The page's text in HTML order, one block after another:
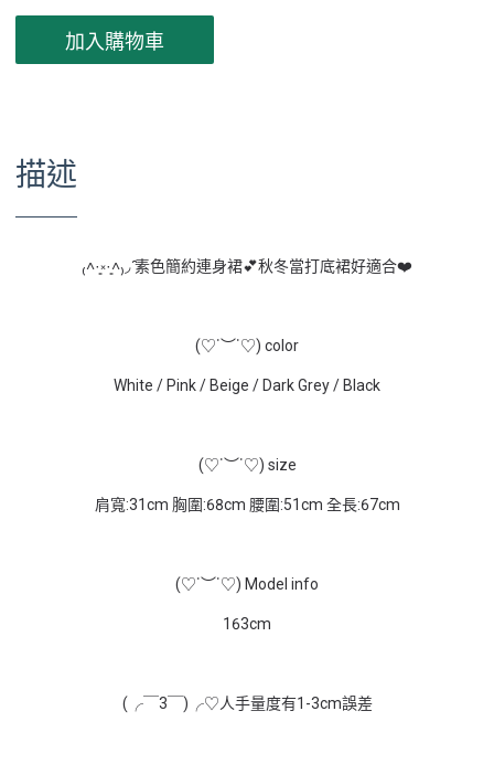
加入購物車
描述
₍˄·͈༝·͈˄₎◞︎ ̑̑素色簡約連身裙💕秋冬當打底裙好適合❤️
(♡˙︶˙♡) color
White / Pink / Beige / Dark Grey / Black
(♡˙︶˙♡) size
肩寬:31cm 胸圍:68cm 腰圍:51cm 全長:67cm
(♡˙︶˙♡) Model info
163cm
(╭￣3￣)╭♡人手量度有1-3cm誤差